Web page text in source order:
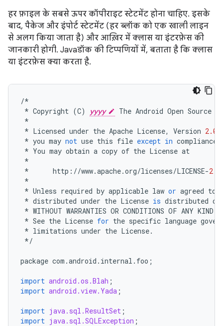
हर फ़ाइल के सबसे ऊपर कॉपीराइट स्टेटमेंट होना चाहिए. इसके
बाद, पैकेज और इंपोर्ट स्टेटमेंट (हर ब्लॉक को एक खाली लाइन
से अलग किया जाता है) और आख़िर में क्लास या इंटरफ़ेस की
जानकारी होगी. Javaडॉक की टिप्पणियों में, बताता है कि क्लास
या इंटरफ़ेस क्या करता है.
/*
* Copyright (C) yyyy The Android Open Source
*
* Licensed under the Apache License, Version 2.0
* you may not use this file except in compliance
* You may obtain a copy of the License at
*
*
http : //www.apache.org/licenses/LICENSE-2.0
*
* Unless required by applicable law or agreed to
* distributed under the License is distributed on
* WITHOUT WARRANTIES OR CONDITIONS OF ANY KIND
* See the License for the specific language
* limitations under the License.
*/
package com .android . internal . foo ;
import android.os.Blah ;
import android.view.Yada ;
import java.sql.ResultSet ;
import java.sql.SQLException ;